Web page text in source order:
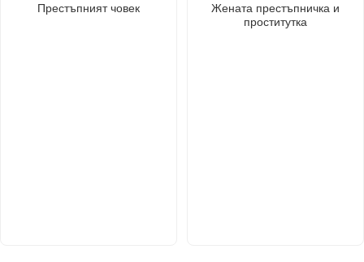
Престъпният човек
Жената престъпничка и
проститутка